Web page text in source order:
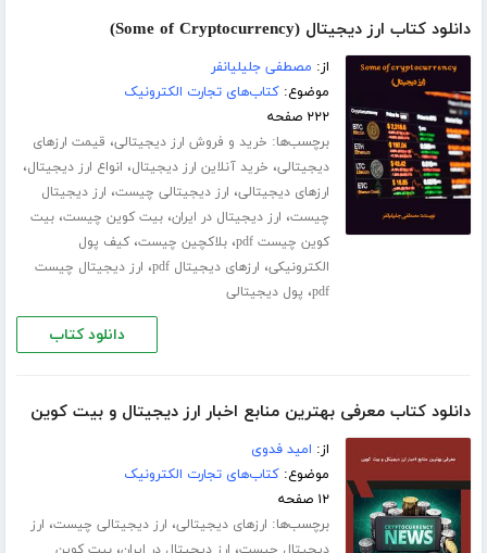
دانلود کتاب ارز دیجیتال (Some of Cryptocurrency)
از: مصطفی جلیلیانفر
موضوع:کتاب‌های تجارت الکترونیک
۲۲۲ صفحه
برچسب‌ها: خرید و فروش ارز دیجیتالی، قیمت ارزهای
دیجیتالی، خرید آنلاین ارز دیجیتال، انواع ارز دیجیتال،
ارزهای دیجیتالی، ارز دیجیتالی چیست، ارز دیجیتال
چیست، ارز دیجیتال در ایران،بیت کوین چیست،بیت
کوین چیست pdf
،بلاکچین چیست،کیف پول
الکترونیکی، ارزهای دیجیتال pdf ، ارز دیجیتال چیست
pdf، پول دیجیتالی
دانلود کتاب
دانلود کتاب معرفی بهترین منابع اخبار ارز دیجیتال و بیت کوین
از: امید فدوی
موضوع:کتاب‌های تجارت الکترونیک
۱۲ صفحه
برچسب‌ها: ارزهای دیجیتالی، ارز دیجیتالی چیست، ارز